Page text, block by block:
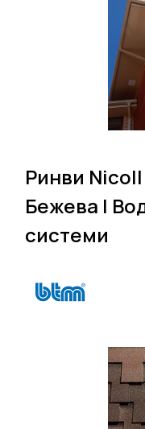
Ринви
Бежева |
системи